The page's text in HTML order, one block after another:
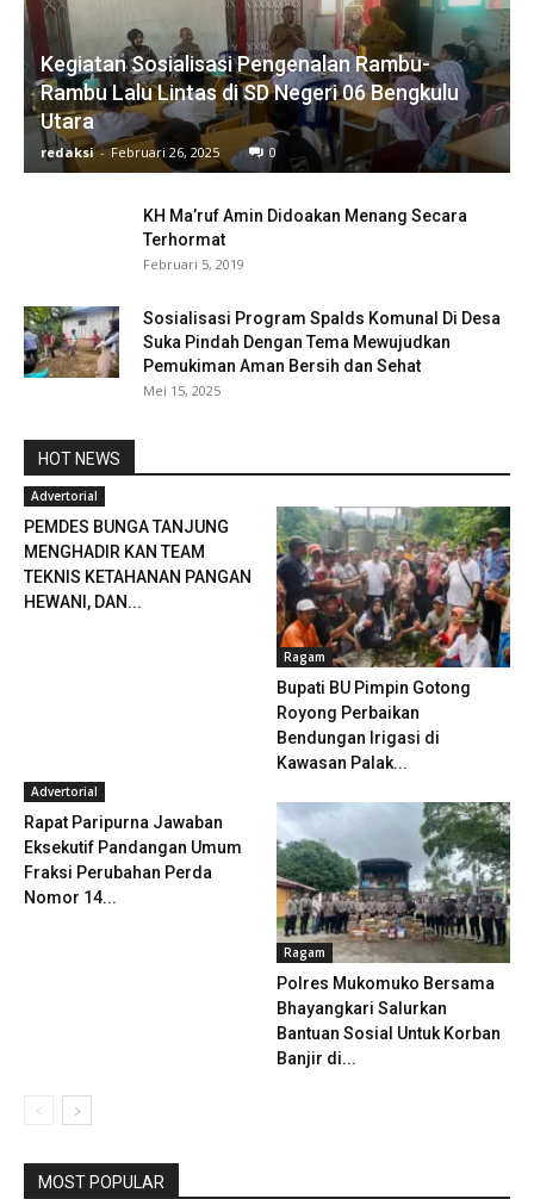
Kegiatan Sosialisasi Pengenalan Rambu-
Rambu Lalu Lintas di SD Negeri 06 Bengkulu
Utara
redaksi - Februari 26, 2025 0
KH Ma’ruf Amin Didoakan Menang Secara
Terhormat
Februari 5, 2019
Sosialisasi Program Spalds Komunal Di Desa
Suka Pindah Dengan Tema Mewujudkan
Pemukiman Aman Bersih dan Sehat
Mei 15, 2025
HOT NEWS
Advertorial
PEMDES BUNGA TANJUNG
MENGHADIR KAN TEAM
TEKNIS KETAHANAN PANGAN
HEWANI, DAN...
Ragam
Bupati BU Pimpin Gotong
Royong Perbaikan
Bendungan Irigasi di
Kawasan Palak...
Advertorial
Rapat Paripurna Jawaban
Eksekutif Pandangan Umum
Fraksi Perubahan Perda
Nomor 14...
Ragam
Polres Mukomuko Bersama
Bhayangkari Salurkan
Bantuan Sosial Untuk Korban
Banjir di...
MOST POPULAR